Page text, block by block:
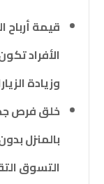
قيمة أرباح
الأفراد
وزيادة
خلق فرص
بالمنزل
التسوق